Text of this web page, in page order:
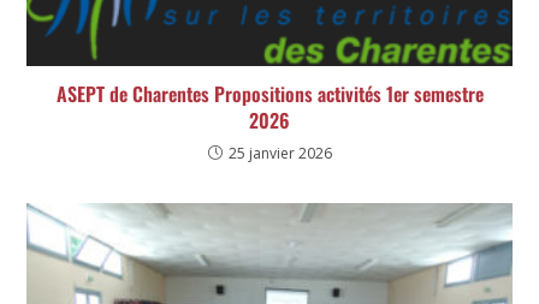
ASEPT de Charentes Propositions activités 1er semestre
2026
25 janvier 2026